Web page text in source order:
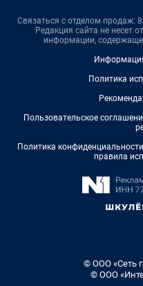
Связаться с отделом продаж:
Редакция сайта не несет
информации,
Политика
Пользовательское
Политика
правила
© ООО «Сеть
© ООО